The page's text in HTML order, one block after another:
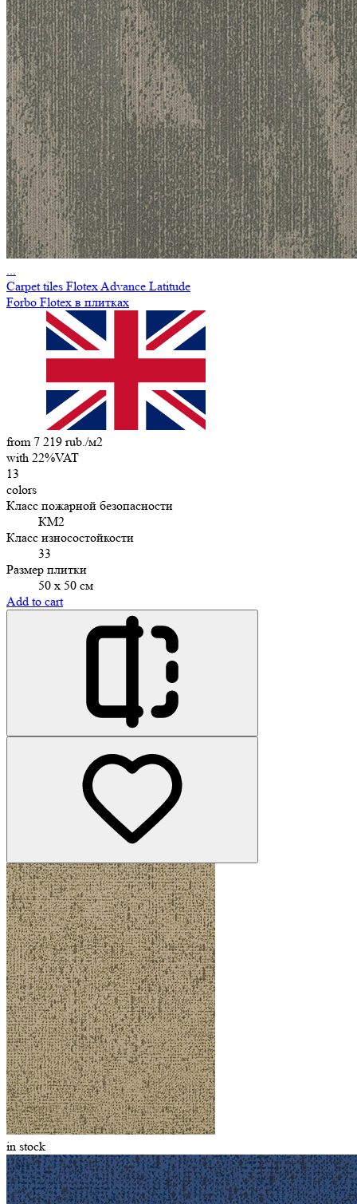
...
Carpet tiles Flotex Advance Latitude
Forbo Flotex в плитках
from 7 219 rub./м2
with 22%VAT
13
colors
Класс пожарной безопасности
КМ2
Класс износостойкости
33
Размер плитки
50 х 50 см
Add to cart
in stock